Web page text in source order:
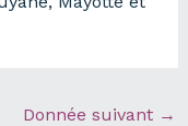
Donnée suivant →